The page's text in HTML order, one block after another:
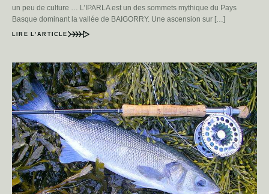
un peu de culture … L’IPARLA est un des sommets mythique du Pays
Basque dominant la vallée de BAIGORRY. Une ascension sur […]
LIRE L’ARTICLE